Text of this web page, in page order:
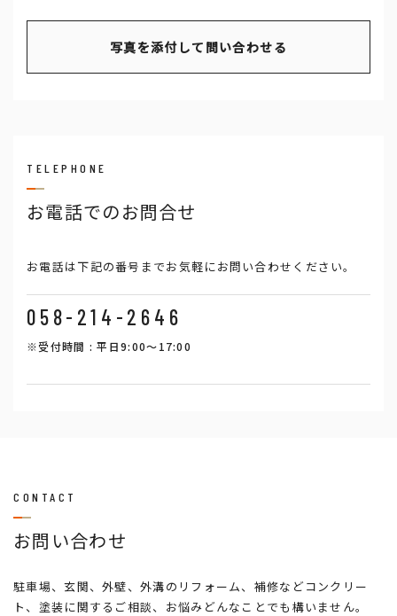
写真を添付して問い合わせる
TELEPHONE
お電話でのお問合せ
お電話は下記の番号までお気軽にお問い合わせください。
058-214-2646
※受付時間 : 平日9:00～17:00
CONTACT
お問い合わせ
駐車場、玄関、外壁、外溝のリフォーム、補修などコンクリー
ト、塗装に関するご相談、お悩みどんなことでも構いません。